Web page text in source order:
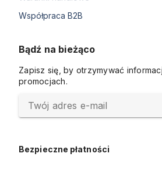
Współpraca B2B
Bądź na bieżąco
Zapisz się, by otrzymywać
promocjach.
Twój adres e-mail
Bezpieczne płatności